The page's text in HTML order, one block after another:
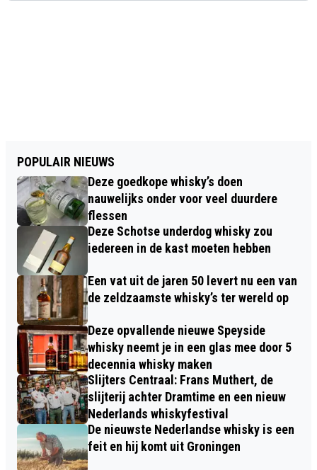
POPULAIR NIEUWS
Deze goedkope whisky’s doen
nauwelijks onder voor veel duurdere
flessen
Deze Schotse underdog whisky zou
iedereen in de kast moeten hebben
Een vat uit de jaren 50 levert nu een van
de zeldzaamste whisky’s ter wereld op
Deze opvallende nieuwe Speyside
whisky neemt je in een glas mee door 5
decennia whisky maken
Slijters Centraal: Frans Muthert, de
slijterij achter Dramtime en een nieuw
Nederlands whiskyfestival
De nieuwste Nederlandse whisky is een
feit en hij komt uit Groningen